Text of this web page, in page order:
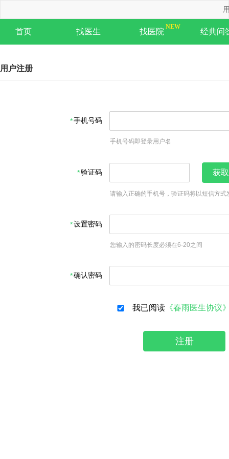
首页 找医生 找医院 经典问
用户注册
手机号码
手机号码即登录用户名
验证码 获
请输入正确的手机号，验证码将以短信方式
设置密码
您输入的密码长度必须在6-20之间
确认密码
我已阅读 《春雨医生协议
注册